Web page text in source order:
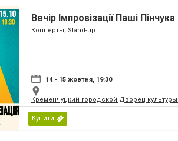
Вечір Імпровізації Паші Пінчука
Концерты, Stand-up
14 - 15 жовтня, 19:30
Кременчуцкий городской Дворец культуры
Купити